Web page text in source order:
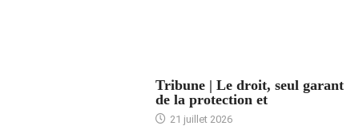
Tribune | Le droit, seul garant
de la protection et
21 juillet 2026